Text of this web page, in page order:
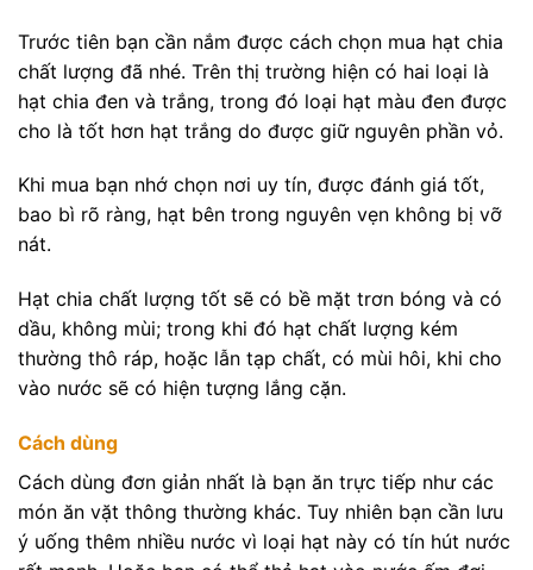
Trước tiên bạn cần nắm được cách chọn mua hạt chia
chất lượng đã nhé. Trên thị trường hiện có hai loại là
hạt chia đen và trắng, trong đó loại hạt màu đen được
cho là tốt hơn hạt trắng do được giữ nguyên phần vỏ.
Khi mua bạn nhớ chọn nơi uy tín, được đánh giá tốt,
bao bì rõ ràng, hạt bên trong nguyên vẹn không bị vỡ
nát.
Hạt chia chất lượng tốt sẽ có bề mặt trơn bóng và có
dầu, không mùi; trong khi đó hạt chất lượng kém
thường thô ráp, hoặc lẫn tạp chất, có mùi hôi, khi cho
vào nước sẽ có hiện tượng lắng cặn.
Cách dùng
Cách dùng đơn giản nhất là bạn ăn trực tiếp như các
món ăn vặt thông thường khác. Tuy nhiên bạn cần lưu
ý uống thêm nhiều nước vì loại hạt này có tín hút nước